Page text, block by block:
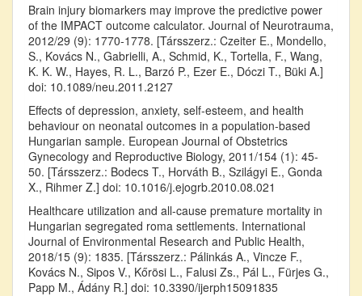
Brain injury biomarkers may improve the predictive power
of the IMPACT outcome calculator. Journal of Neurotrauma,
2012/29 (9): 1770-1778. [Társszerz.: Czeiter E., Mondello,
S., Kovács N., Gabrielli, A., Schmid, K., Tortella, F., Wang,
K. K. W., Hayes, R. L., Barzó P., Ezer E., Dóczi T., Büki A.]
doi: 10.1089/neu.2011.2127
Effects of depression, anxiety, self-esteem, and health
behaviour on neonatal outcomes in a population-based
Hungarian sample. European Journal of Obstetrics
Gynecology and Reproductive Biology, 2011/154 (1): 45-
50. [Társszerz.: Bodecs T., Horváth B., Szilágyi E., Gonda
X., Rihmer Z.] doi: 10.1016/j.ejogrb.2010.08.021
Healthcare utilization and all-cause premature mortality in
Hungarian segregated roma settlements. International
Journal of Environmental Research and Public Health,
2018/15 (9): 1835. [Társszerz.: Pálinkás A., Vincze F.,
Kovács N., Sipos V., Kőrösi L., Falusi Zs., Pál L., Fürjes G.,
Papp M., Ádány R.] doi: 10.3390/ijerph15091835